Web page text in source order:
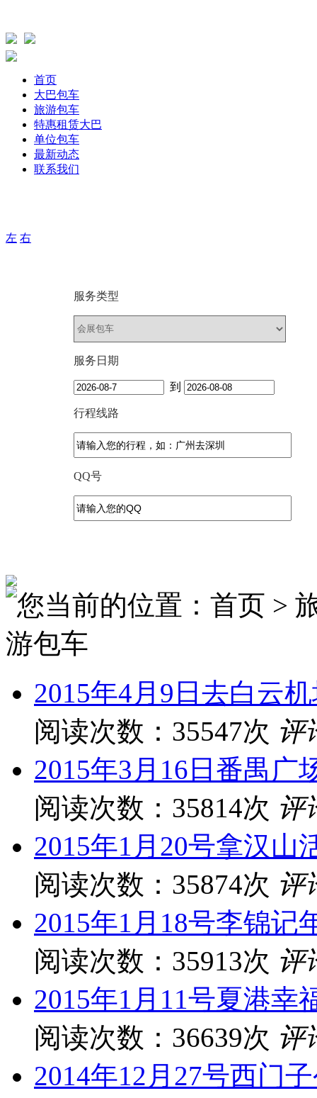
首页
大巴包车
旅游包车
特惠租赁大巴
单位包车
最新动态
联系我们
左 右
服务类型
服务日期
到
行程线路
QQ号
您当前的位置：首页 >
游包车
2015年4月9日去白云
阅读次数：35547次 评
2015年3月16日番禺广
阅读次数：35814次 评
2015年1月20号拿汉山
阅读次数：35874次 评
2015年1月18号李锦记
阅读次数：35913次 评
2015年1月11号夏港幸
阅读次数：36639次 评
2014年12月27号西门